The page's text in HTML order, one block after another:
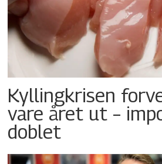
Kyllingkrisen
vare året ut –
doblet